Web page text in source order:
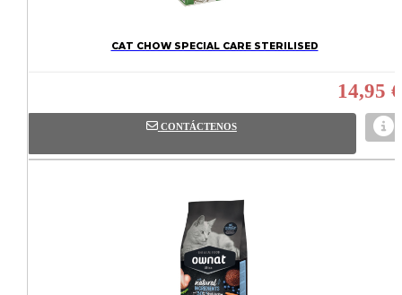
CAT CHOW SPECIAL CARE STERILISED
14,95 €
CONTÁCTENOS